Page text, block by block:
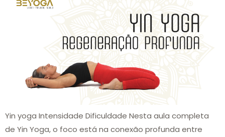
Yin yoga Intensidade Dificuldade Nesta aula completa
de Yin Yoga, o foco está na conexão profunda entre